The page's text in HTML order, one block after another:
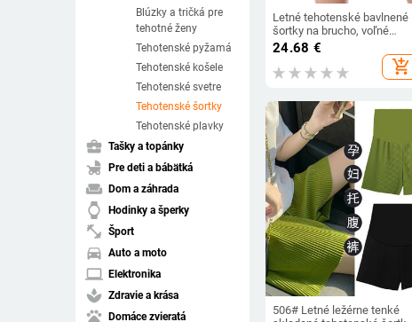
Blúzky a tričká pre
tehotné ženy
Tehotenské pyžamá
Tehotenské košele
Tehotenské svetre
Tehotenské šortky
Tehotenské plavky
business_center Tašky a topánky
child_friendly Pre deti a bábätká
weekend Dom a záhrada
watch Hodinky a šperky
fitness_center Šport
directions_car Auto a moto
laptop Elektronika
spa Zdravie a krása
pets Domáce zvieratá
Letné tehotenské bavlnené
šortky na brucho, voľné
ležérne tehotenské športové
oblečenie, plus veľkosť pre
tehotné ženy, vaflové
nohavice, šortky a nohavice
24.68 €
add_shopping_cart
506# Letné ležérne tenké